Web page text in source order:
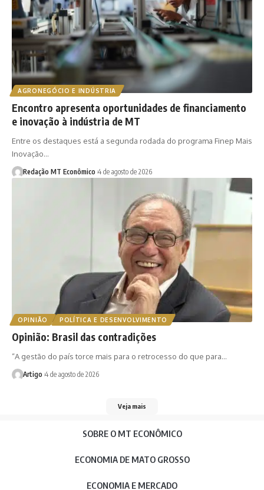
AGRONEGÓCIO E INDÚSTRIA
Encontro apresenta oportunidades de financiamento
e inovação à indústria de MT
Entre os destaques está a segunda rodada do programa Finep Mais
Inovação…
Redação MT Econômico 4 de agosto de 2026
OPINIÃO POLÍTICA E DESENVOLVIMENTO
Opinião: Brasil das contradições
“A gestão do país torce mais para o retrocesso do que para…
Artigo 4 de agosto de 2026
Veja mais
SOBRE O MT ECONÔMICO
ECONOMIA DE MATO GROSSO
ECONOMIA E MERCADO